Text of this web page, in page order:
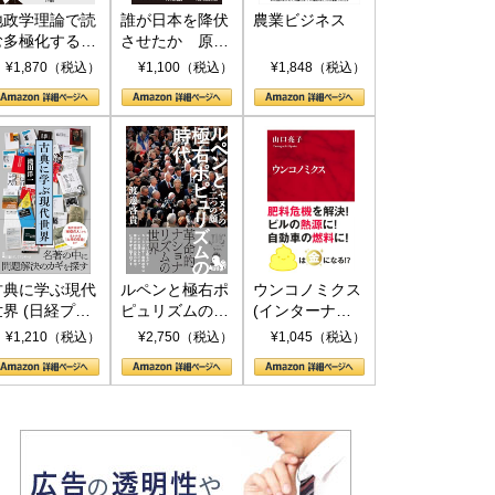
政学理論で読
多極化する世
トランプと
¥1,870（税込）
誰が日本を降伏
させたか 原爆
投下、ソ連参
(PHP新書)
¥1,100（税込）
農業ビジネス
¥1,848（税込）
典に学ぶ現代
界 (日経プレ
アシリーズ)
¥1,210（税込）
ルペンと極右ポ
ピュリズムの時
代：〈ヤヌス〉
¥2,750（税込）
ウンコノミクス
(インターナシ
ョナル新書)
¥1,045（税込）